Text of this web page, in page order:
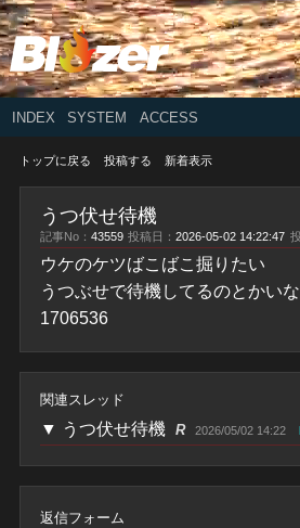
INDEX SYSTEM ACCESS
トップに戻る 投稿する 新着表示
うつ伏せ待機
記事No： 43559 投稿日：2026-05-02 14:22:47
ウケのケツばこばこ掘りたい
うつぶせで待機してるのとかい
1706536
関連スレッド
▼ うつ伏せ待機 R 2026/05/02 14:22
返信フォーム